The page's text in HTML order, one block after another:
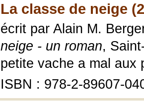
La classe de neige
écrit par Alain M.
neige - un roman,
petite vache a mal aux
ISBN : 978-2-89607-